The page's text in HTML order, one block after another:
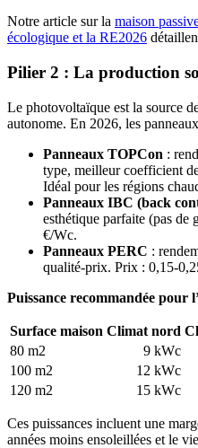
Notre article sur la maison
écologique et la RE2026
Pilier 2 : La production
Le photovoltaïque est la source
autonome. En 2026, les
Panneaux TOPCon :
type, meilleur coefficient
Idéal pour les régions
Panneaux IBC (back
esthétique parfaite (pas
€/Wc.
Panneaux PERC :
qualité-prix. Prix : 0,15-
Puissance recommandée pour
Surface maison Climat nord
80 m2
9 kWc
100 m2
12 kWc
120 m2
15 kWc
Ces puissances incluent une
années moins ensoleillées et le